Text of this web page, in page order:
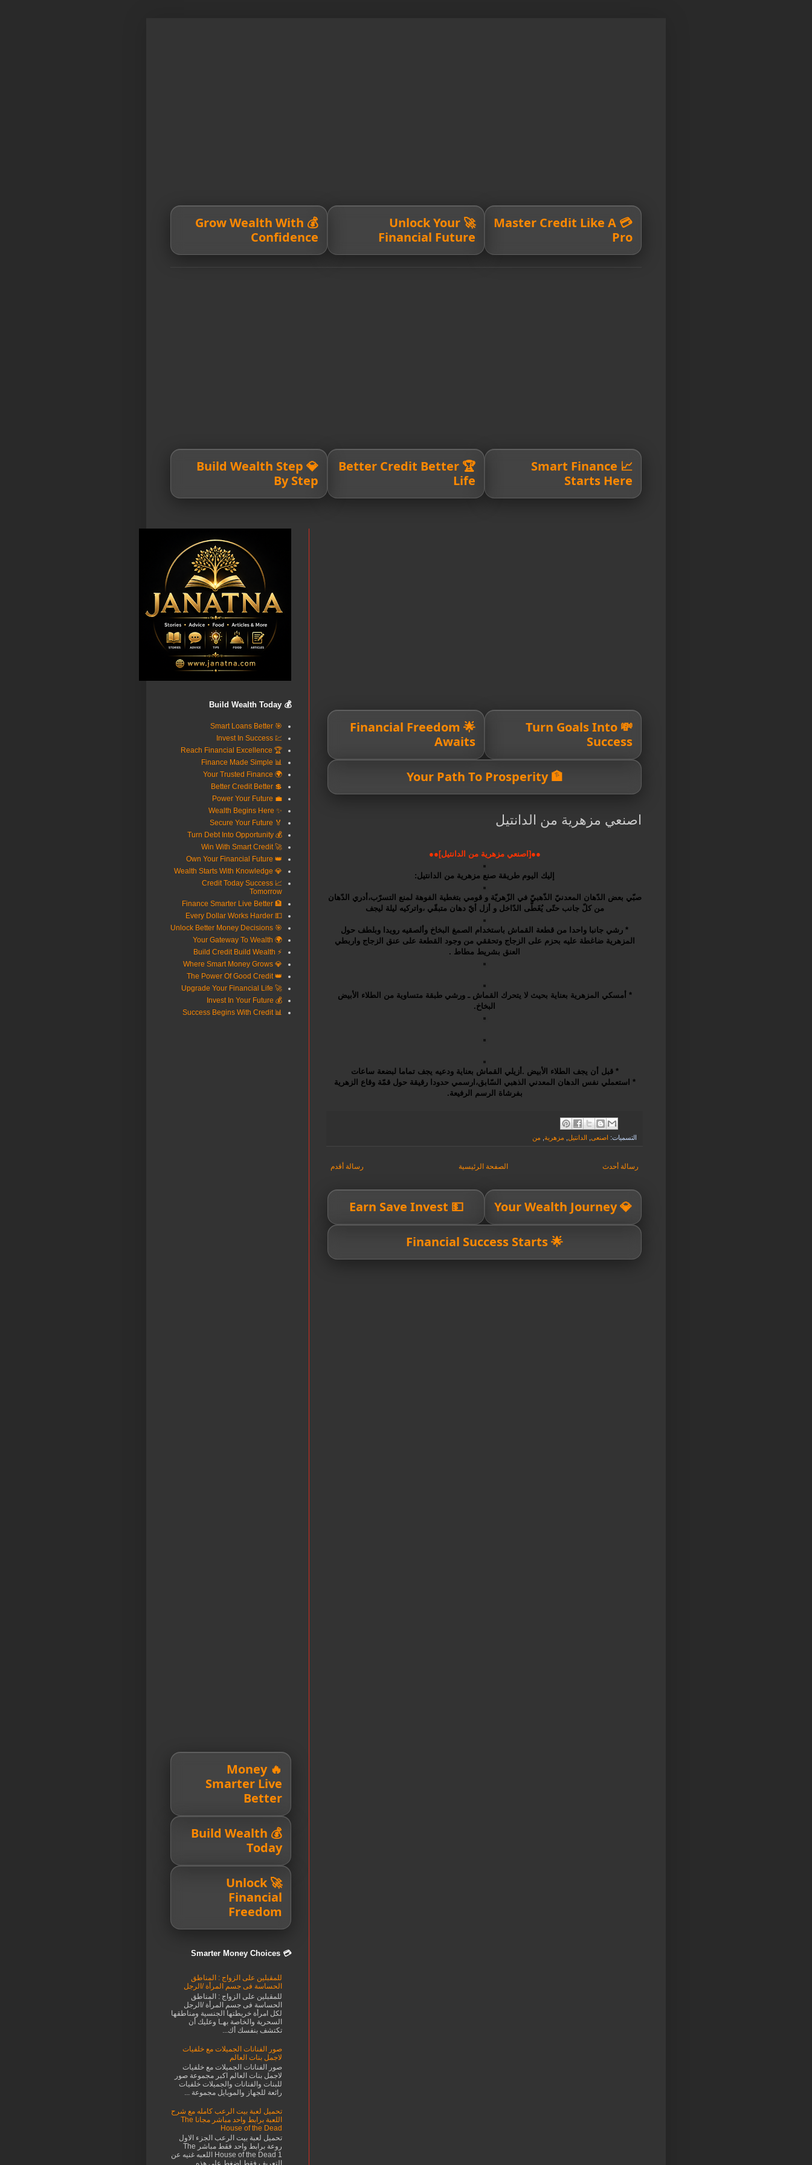
💳 Master Credit Like A
Pro
🚀 Unlock Your
Financial Future
💰 Grow Wealth With
Confidence
📈 Smart Finance
Starts Here
🏆 Better Credit Better
Life
💎 Build Wealth Step
By Step
💸 Turn Goals Into
Success
🌟 Financial Freedom
Awaits
🏦 Your Path To Prosperity
اصنعي مزهرية من الدانتيل
●●[اصنعي مزهرية من الدانتيل]●●
إليك اليوم طريقة صنع مزهرية من الدانتيل:
صبّي بعض الدّهان المعدنيّ الذّهبيّ في الزّهريّة و قومي بتغطية الفوهة لمنع التسرّب،أدري الدّهان
من كلّ جانب حتّى يُغَطَّى الدّاخل و أزل أيّ دهان متبقّي ،واتركيه ليلة ليجف
* رشي جانبا واحدا من قطعة القماش باستخدام الصمغ البخاخ وألصقيه رويدا وبلطف حول
المزهرية ضاغطة عليه بحزم على الزجاج وتحققي من وجود القطعة على عنق الزجاج واربطي
العنق بشريط مطاط .
* أمسكي المزهرية بعناية بحيث لا يتحرك القماش ـ ورشي طبقة متساوية من الطلاء الأبيض
البخاخ.
* قبل أن يجف الطلاء الأبيض .أزيلي القماش بعناية ودعيه يجف تماما لبضعة ساعات
* استعملي نفس الدهان المعدني الذهبي السّابق،ارسمي حدودا رقيقة حول قمّة وقاع الزهرية
بفرشاة الرسم الرفيعة.
التسميات: اصنعى الدانتيل مزهرية من
رسالة أحدث رسالة أقدم الصفحة الرئيسية
💎 Your Wealth Journey
💵 Earn Save Invest
🌟 Financial Success Starts
💰 Build Wealth Today
🎯 Smart Loans Better
💹 Invest In Success
🏆 Reach Financial Excellence
📊 Finance Made Simple
🌍 Your Trusted Finance
💲 Better Credit Better
💼 Power Your Future
✨ Wealth Begins Here
🏅 Secure Your Future
💰 Turn Debt Into Opportunity
🚀 Win With Smart Credit
👑 Own Your Financial Future
💎 Wealth Starts With Knowledge
📈 Credit Today Success
Tomorrow
🏦 Finance Smarter Live Better
💵 Every Dollar Works Harder
🎯 Unlock Better Money Decisions
🌍 Your Gateway To Wealth
⚡ Build Credit Build Wealth
💎 Where Smart Money Grows
👑 The Power Of Good Credit
🚀 Upgrade Your Financial Life
💰 Invest In Your Future
📊 Success Begins With Credit
🔥 Money
Smarter Live
Better
💰 Build Wealth
Today
🚀 Unlock
Financial
Freedom
💳 Smarter Money Choices
للمقبلين على الزواج : المناطق
الحساسة فى جسم المرأة /الرجل
للمقبلين على الزواج : المناطق
الحساسة فى جسم المرأة /الرجل
لكل امرأة خريطتها الجنسية ومناطقها
السحرية والخاصة بهـا وعليك أن
تكتشف بنفسك أك...
صور الفنانات الجميلات مع خلفيات
لاجمل بنات العالم
صور الفنانات الجميلات مع خلفيات
لاجمل بنات العالم اكبر مجموعة صور
للبنات والفنانات والجميلات خلفيات
رائعة للجهاز والموبايل مجموعة ...
تحميل لعبة بيت الرعب كامله مع شرح
اللعبة برابط واحد مباشر مجانا The
House of the Dead
تحميل لعبة بيت الرعب الجزء الاول
روعة برابط واحد فقط مباشر The
House of the Dead 1 اللعبه غنيه عن
التعريف فقط اضغط على هذه